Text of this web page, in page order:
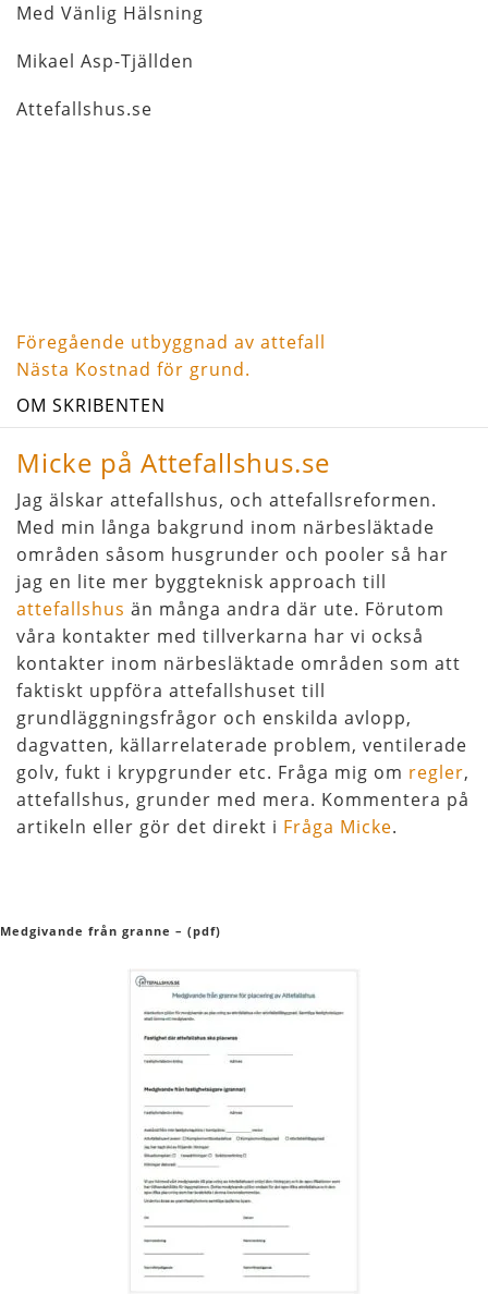
Med Vänlig Hälsning
Mikael Asp-Tjällden
Attefallshus.se
Inläggsnavigering
Föregående
inlägg
Föregående utbyggnad av attefall
Nästa
inlägg
Nästa Kostnad för grund.
OM SKRIBENTEN
Micke på Attefallshus.se
Jag älskar attefallshus, och attefallsreformen.
Med min långa bakgrund inom närbesläktade
områden såsom husgrunder och pooler så har
jag en lite mer byggteknisk approach till
attefallshus än många andra där ute. Förutom
våra kontakter med tillverkarna har vi också
kontakter inom närbesläktade områden som att
faktiskt uppföra attefallshuset till
grundläggningsfrågor och enskilda avlopp,
dagvatten, källarrelaterade problem, ventilerade
golv, fukt i krypgrunder etc. Fråga mig om regler,
attefallshus, grunder med mera. Kommentera på
artikeln eller gör det direkt i Fråga Micke.
Medgivande från granne – (pdf)